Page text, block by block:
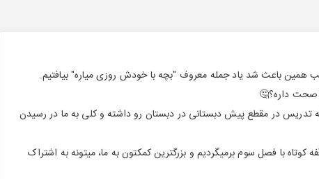
همین باعث شد یاد جمله معروف "بچه با خودش روزی میاره" بیافتیم.
صحت داره؟🤔
تدریس در مقطع پیش دبستانی در دبستان رو داشته و کلی به ما در رسیدن
با فصل سوم برمیگردیم و بزرگترین کمکتون به ما، میتونه به اشتراک